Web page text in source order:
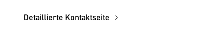
Detaillierte Kontaktseite